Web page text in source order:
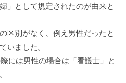
」として規定されたのが由来と
区別がなく、例え男性だったと
いました。
には男性の場合は「看護⼠」と